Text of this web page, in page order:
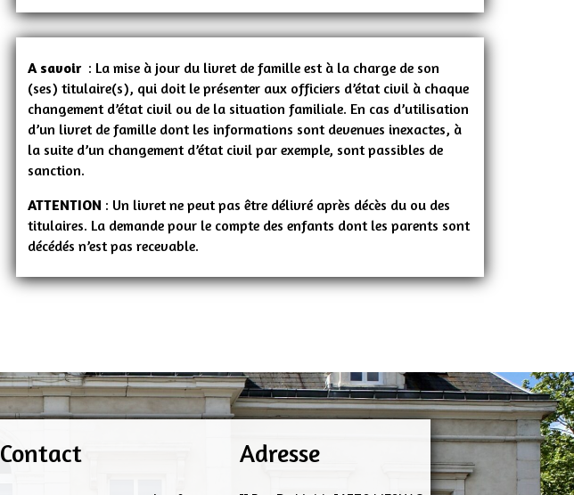
A savoir: La mise à jour du livret de famille est à la charge de son
(ses) titulaire(s), qui doit le présenter aux officiers d’état civil à chaque
changement d’état civil ou de la situation familiale. En cas d’utilisation
d’un livret de famille dont les informations sont devenues inexactes, à
la suite d’un changement d’état civil par exemple, sont passibles de
sanction.
ATTENTION : Un livret ne peut pas être délivré après décès du ou des
titulaires. La demande pour le compte des enfants dont les parents sont
décédés n’est pas recevable.
Contact Adresse